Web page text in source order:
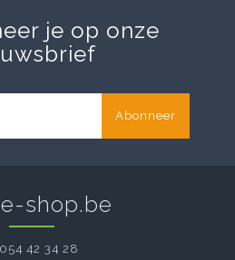
je op onze
Abonneer
shop.be
054 42 34 28